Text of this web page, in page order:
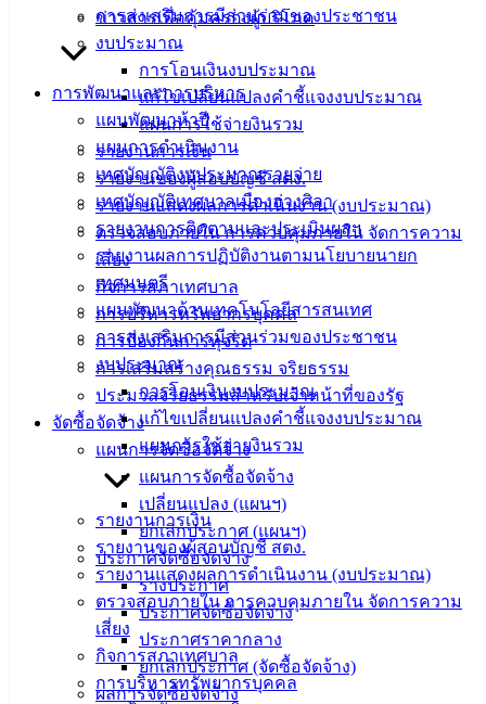
การส่งเสริมการมีส่วนร่วมของประชาชน
งบประมาณ
การโอนเงินงบประมาณ
แก้ไขเปลี่ยนแปลงคำชี้แจงงบประมาณ
แผนการใช้จ่ายงินรวม
รายงานการเงิน
รายงานของผู้สอบบัญชี สตง.
รายงานแสดงผลการดำเนินงาน (งบประมาณ)
ตรวจสอบภายใน การควบคุมภายใน จัดการความ
เสี่ยง
กิจการสภาเทศบาล
การบริหารทรัพยากรบุคคล
การป้องกันการทุจริต
การเสริมสร้างคุณธรรม จริยธรรม
ประมวลจริยธรรมสำหรับเจ้าหน้าที่ของรัฐ
จัดซื้อจัดจ้าง
แผนการจัดซื้อจัดจ้าง
แผนการจัดซื้อจัดจ้าง
เปลี่ยนแปลง (แผนฯ)
ยกเลิกประกาศ (แผนฯ)
ประกาศจัดซื้อจัดจ้าง
ร่างประกาศ
ประกาศจัดซื้อจัดจ้าง
ประกาศราคากลาง
ยกเลิกประกาศ (จัดซื้อจัดจ้าง)
ผลการจัดซื้อจัดจ้าง
ข่าวสารเพื่อคุ้มครองผู้บริโภค
การพัฒนาและการบริหาร
แผนพัฒนาห้าปี
แผนการดำเนินงาน
เทศบัญญัติงบประมาณรายจ่าย
เทศบัญญัติเทศบาลเมืองอ่างศิลา
รายงานการติดตามและประเมินผลฯ
รายงานผลการปฏิบัติงานตามนโยบายนายก
เทศมนตรี
แผนพัฒนาด้านเทคโนโลยีสารสนเทศ
การส่งเสริมการมีส่วนร่วมของประชาชน
งบประมาณ
การโอนเงินงบประมาณ
แก้ไขเปลี่ยนแปลงคำชี้แจงงบประมาณ
แผนการใช้จ่ายงินรวม
รายงานการเงิน
รายงานของผู้สอบบัญชี สตง.
รายงานแสดงผลการดำเนินงาน (งบประมาณ)
ตรวจสอบภายใน การควบคุมภายใน จัดการความ
เสี่ยง
กิจการสภาเทศบาล
การบริหารทรัพยากรบุคคล
ข่าวสาร
น่ารู้
ข้อมูล
ข่าวสาร
อิเล็กทรอนิกส์
ความรู้
(Knowledge
Management)
เทศบาล
เทศบาล
ผู้บริหาร
และ
หัวหน้า
ราชการ
สภา